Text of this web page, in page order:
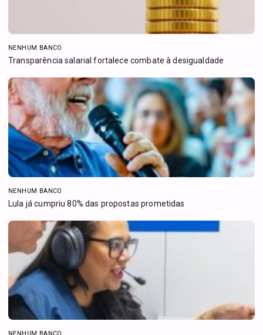
NENHUM BANCO
Transparência salarial fortalece combate à desigualdade
NENHUM BANCO
Lula já cumpriu 80% das propostas prometidas